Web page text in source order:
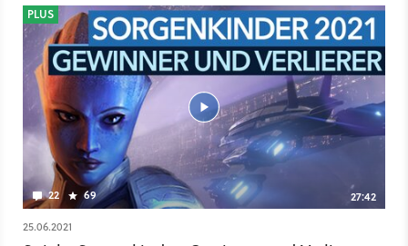
die Kriegsfürsten. Diese Mini-KIs beherrschen ihre eigenen
Sektoren auf der Karte und wir können sie mit Diplomatie-
Punkten auf unsere Seite bringen, um passive Boni abzustauben
und ihnen Befehle zu erteilen.
Spiel PC Strategie FireFly Studios Stronghold Warlords
22 69 27:42
PLUS
25.06.2021